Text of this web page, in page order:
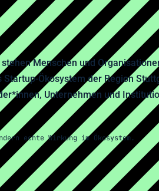
Menschen und
Ökosystem der Region
Unternehmen und
echte Wirkung im Ökosystem.